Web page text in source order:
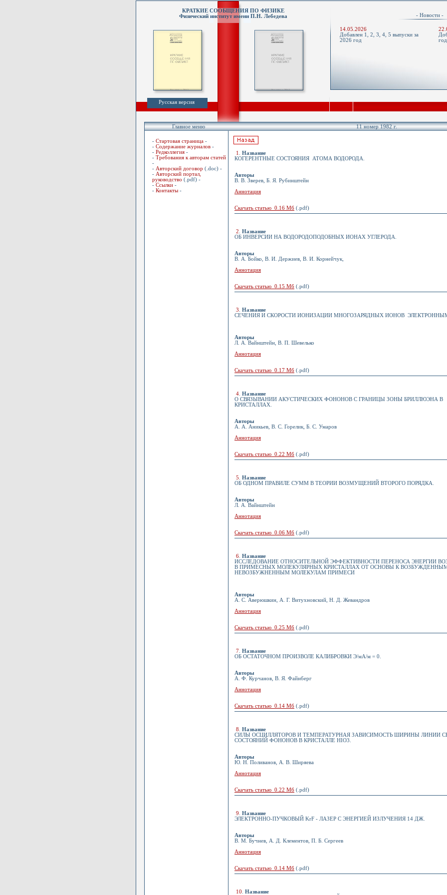
КРАТКИЕ СООБЩЕНИЯ ПО ФИЗИКЕ
Физический институт имени П.Н. Лебедева
- Новости
14.05.2026
Добавлен 1, 2, 3, 4, 5 выпуски за
2026 год
Русская версия
Главное меню 11 номер 1982 г.
- Стартовая страница -
- Содержание журналов -
- Редколлегия -
- Требования к авторам статей
-
- Авторский договор (.doc) -
- Авторский портал,
руководство (.pdf) -
- Ссылки -
- Контакты -
1
Название
КОГЕРЕНТНЫЕ СОСТОЯНИЯ АТОМА ВОДОРОДА.
Авторы
В. В. Зверев, Б. Я. Рубинштейн
Аннотация
Скачать статью 0.16 Мб (.pdf)
2
Название
ОБ ИНВЕРСИИ НА ВОДОРОДОПОДОБНЫХ ИОНАХ УГЛЕРОДА.
Авторы
В. А. Бойко, В. И. Держиев, В. И. Корнейчук,
Аннотация
Скачать статью 0.15 Мб (.pdf)
3
Название
СЕЧЕНИЯ И СКОРОСТИ ИОНИЗАЦИИ МНОГОЗАРЯДНЫХ ИОНОВ
Авторы
Л. А. Вайнштейн, В. П. Шевелько
Аннотация
Скачать статью 0.17 Мб (.pdf)
4 Название
О СВЯЗЫВАНИИ АКУСТИЧЕСКИХ ФОНОНОВ С ГРАНИЦЫ ЗОНЫ БРИЛЛЮЭНА В
КРИСТАЛЛАХ.
Авторы
А. А. Аникьев, В. С. Горелик, Б. С. Умаров
Аннотация
Скачать статью 0.22 Мб (.pdf)
5
Название
ОБ ОДНОМ ПРАВИЛЕ СУММ В ТЕОРИИ ВОЗМУЩЕНИЙ ВТОРОГО ПОРЯДКА.
Авторы
Л. А. Вайнштейн
Аннотация
Скачать статью 0.06 Мб (.pdf)
6 Название
ИССЛЕДОВАНИЕ ОТНОСИТЕЛЬНОЙ ЭФФЕКТИВНОСТИ ПЕРЕНОСА ЭНЕРГИИ
В ПРИМЕСНЫХ МОЛЕКУЛЯРНЫХ КРИСТАЛЛАХ ОТ ОСНОВЫ К
НЕВОЗБУЖНЕННЫМ МОЛЕКУЛАМ ПРИМЕСИ
Авторы
А. С. Аверюшкин, А. Г. Витухновский, Н. Д. Жевандров
Аннотация
Скачать статью 0.25 Мб (.pdf)
7 Название
ОБ ОСТАТОЧНОМ ПРОИЗВОЛЕ КАЛИБРОВКИ Э/мА/м = 0.
Авторы
А. Ф. Курчанов, В. Я. Файнберг
Аннотация
Скачать статью 0.14 Мб (.pdf)
8
Название
СИЛЫ ОСЦИЛЛЯТОРОВ И ТЕМПЕРАТУРНАЯ ЗАВИСИМОСТЬ ШИРИНЫ ЛИНИИ
СОСТОЯНИЙ ФОНОНОВ В КРИСТАЛЛЕ HIO3.
Авторы
Ю. Н. Поливанов, А. В. Ширяева
Аннотация
Скачать статью 0.22 Мб (.pdf)
9
Название
ЭЛЕКТРОННО-ПУЧКОВЫЙ KrF - ЛАЗЕР С ЭНЕРГИЕЙ ИЗЛУЧЕНИЯ 14 ДЖ.
Авторы
В. М. Бучнев, А. Д. Клементов, П. Б. Сергеев
Аннотация
Скачать статью 0.14 Мб (.pdf)
10
Название